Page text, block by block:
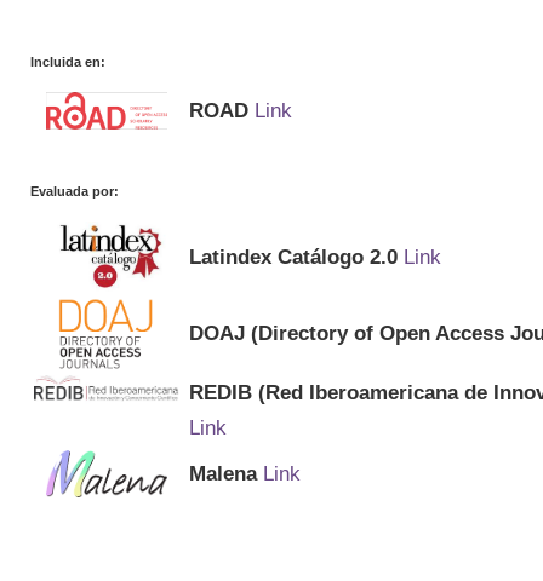
Incluida en:
ROAD Link
Evaluada por:
Latindex Catálogo 2.0 Link
DOAJ (Directory of Open Access
REDIB (Red Iberoamericana de
Link
Malena Link